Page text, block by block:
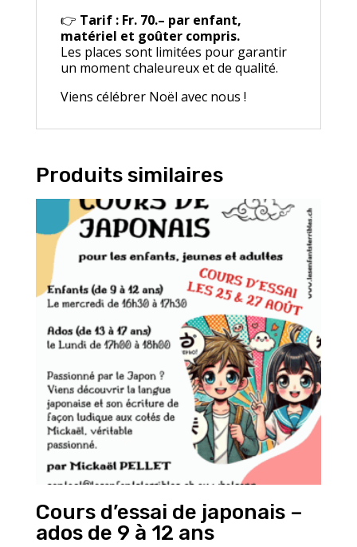
👉 Tarif : Fr. 70.– par enfant,
matériel et goûter compris.
Les places sont limitées pour garantir
un moment chaleureux et de qualité.
Viens célébrer Noël avec nous !
Produits similaires
Cours d’essai de japonais –
ados de 9 à 12 ans